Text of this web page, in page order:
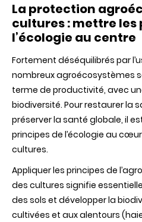
La protection
cultures : mettre les
l’écologie au centre
Fortement déséquilibrés par
nombreux agroécosystèmes
terme de productivité, avec
biodiversité. Pour restaurer la
préserver la santé globale, il
principes de l’écologie au
cultures.
Appliquer les principes de
des cultures signifie
des sols et développer la
cultivées et aux alentours